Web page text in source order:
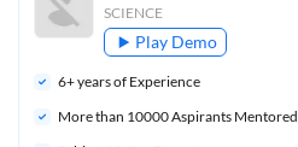
SCIENCE
Play Demo
6+ years of Experience
More than 10000 Aspirants Mentored